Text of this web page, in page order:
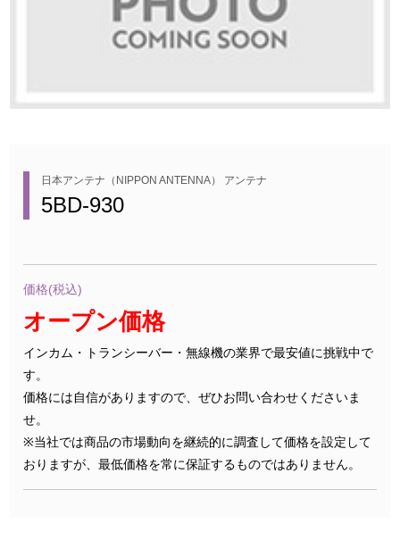
日本アンテナ（NIPPON ANTENNA） アンテナ
5BD-930
価格(税込)
オープン価格
インカム・トランシーバー・無線機の業界で最安値に挑戦中で
す。
価格には自信がありますので、ぜひお問い合わせくださいま
せ。
※当社では商品の市場動向を継続的に調査して価格を設定して
おりますが、最低価格を常に保証するものではありません。